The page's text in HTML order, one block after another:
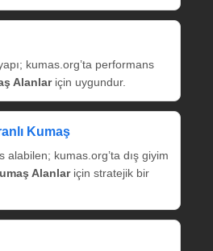
kumas.org’ta performans
Alanlariçin uygundur.
Kumaş
alabilen; kumas.org’ta dış giyim
Alanlariçin stratejik bir